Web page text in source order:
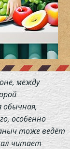
между
обычная,
особенно
тоже ведёт
читает